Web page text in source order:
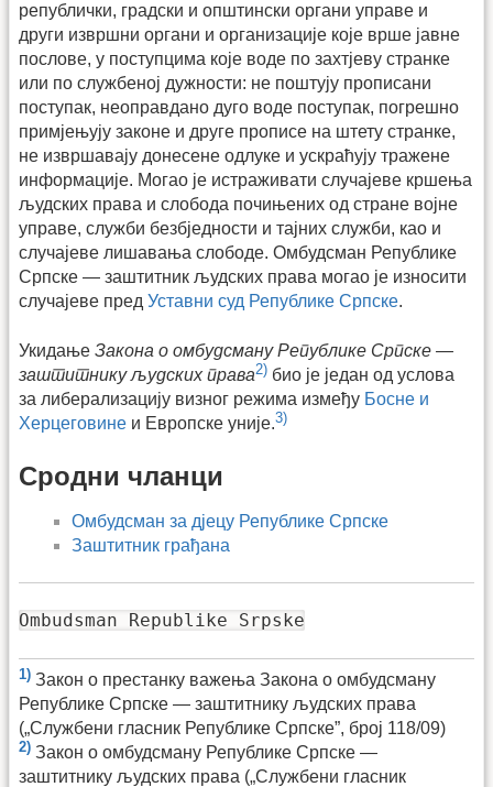
републички, градски и општински органи управе и
други извршни органи и организације које врше јавне
послове, у поступцима које воде по захтјеву странке
или по службеној дужности: не поштују прописани
поступак, неоправдано дуго воде поступак, погрешно
примјењују законе и друге прописе на штету странке,
не извршавају донесене одлуке и ускраћују тражене
информације. Могао је истраживати случајеве кршења
људских права и слобода почињених од стране војне
управе, служби безбједности и тајних служби, као и
случајеве лишавања слободе. Омбудсман Републике
Српске — заштитник људских права могао је износити
случајеве пред Уставни суд Републике Српске.
Укидање Закона о омбудсману Републике Српске —
заштитнику људских права2) био је један од услова
за либерализацију визног режима између Босне и
Херцеговине и Европске уније.3)
Сродни чланци
Омбудсман за дјецу Републике Српске
Заштитник грађана
Ombudsman Republike Srpske
1) Закон о престанку важења Закона о омбудсману
Републике Српске — заштитнику људских права
(„Службени гласник Републике Српске”, број 118/09)
2) Закон о омбудсману Републике Српске —
заштитнику људских права („Службени гласник